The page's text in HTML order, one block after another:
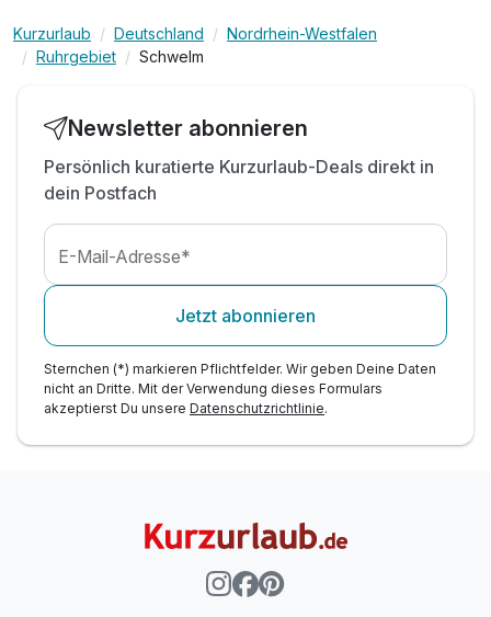
Zimmer
Parken am Hotel 7,00 € pro Tag
Aufenthaltes
Kurzurlaub Deutschland
Nordrhein-Westfalen
Ruhrgebiet
Schwelm
Newsletter abonnieren
Persönlich kuratierte Kurzurlaub-Deals direkt in
dein Postfach
E-Mail-Adresse*
Jetzt abonnieren
Sternchen (*) markieren Pflichtfelder. Wir geben Deine Daten
nicht an Dritte. Mit der Verwendung dieses Formulars
akzeptierst Du unsere Datenschutzrichtlinie.